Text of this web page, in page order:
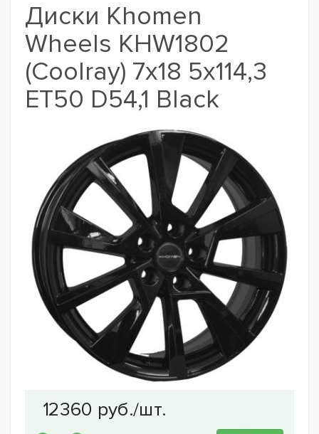
Диски Khomen
Wheels KHW1802
(Coolray) 7x18 5x114,3
ET50 D54,1 Black